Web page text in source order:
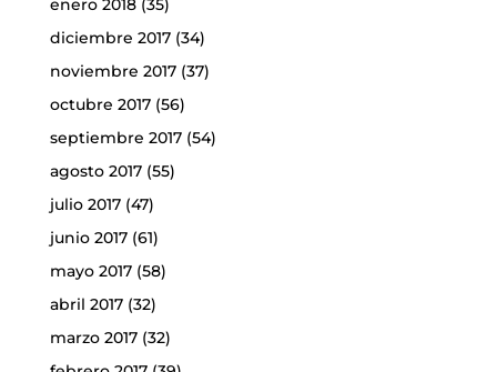
enero 2018(35)
diciembre 2017(34)
noviembre 2017(37)
octubre 2017(56)
septiembre 2017(54)
agosto 2017(55)
julio 2017(47)
junio 2017(61)
mayo 2017(58)
abril 2017(32)
marzo 2017(32)